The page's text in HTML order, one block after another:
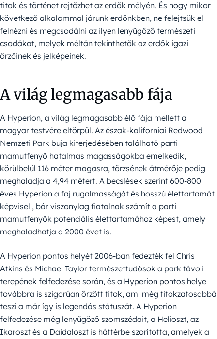
titok és történet rejtőzhet az erdők mélyén. És hogy mikor
következő alkalommal járunk erdőnkben, ne felejtsük el
felnézni és megcsodálni az ilyen lenyűgöző természeti
csodákat, melyek méltán tekinthetők az erdők igazi
őrzőinek és jelképeinek.
A világ legmagasabb fája
A Hyperion, a világ legmagasabb élő fája mellett a
magyar testvére eltörpül. Az észak-kaliforniai Redwood
Nemzeti Park buja kiterjedésében található parti
mamutfenyő hatalmas magasságokba emelkedik,
körülbelül 116 méter magasra, törzsének átmérője pedig
meghaladja a 4,94 métert. A becslések szerint 600-800
éves Hyperion a faj rugalmasságát és hosszú élettartamát
képviseli, bár viszonylag fiatalnak számít a parti
mamutfenyők potenciális élettartamához képest, amely
meghaladhatja a 2000 évet is.
A Hyperion pontos helyét 2006-ban fedezték fel Chris
Atkins és Michael Taylor természettudósok a park távoli
terepének felfedezése során, és a Hyperion pontos helye
továbbra is szigorúan őrzött titok, ami még titokzatosabbá
teszi a már így is legendás státuszát. A Hyperion
felfedezése még lenyűgöző szomszédait, a Helioszt, az
Ikaroszt és a Daidaloszt is háttérbe szorította, amelyek a